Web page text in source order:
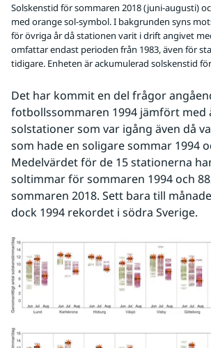
Solskenstid för sommaren 2018 (juni-augusti)
med orange sol-symbol. I bakgrunden syns
för övriga år då stationen varit i drift angivet
omfattar endast perioden från 1983, även för
tidigare. Enheten är ackumulerad solskenstid
Det har kommit en del frågor
fotbollssommaren 1994 jämfört med
solstationer som var igång även då
som hade en soligare sommar 1994
Medelvärdet för de 15 stationerna
soltimmar för sommaren 1994 och
sommaren 2018. Sett bara till
dock 1994 rekordet i södra Sverige.